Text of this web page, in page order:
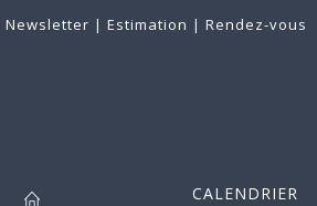
Newsletter | Estimation | Rendez-vous
CALENDRIER